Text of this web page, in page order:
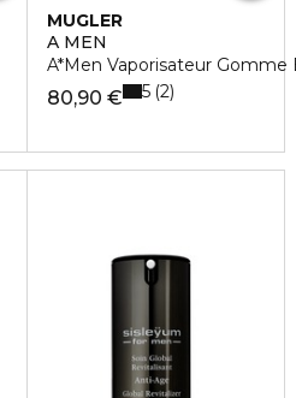
MUGLER
A MEN
A*Men Vaporisateur Gomme
80,90 € 5 2